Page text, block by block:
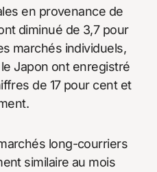
en provenance de
diminué de 3,7 pour
marchés individuels,
Japon ont enregistré
de 17 pour cent et
long-courriers
similaire au mois